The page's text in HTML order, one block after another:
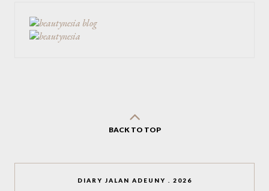
BACK TO TOP
DIARY JALAN ADEUNY 2026